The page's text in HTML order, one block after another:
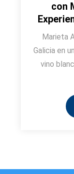
con
Marieta
Galicia en
vino